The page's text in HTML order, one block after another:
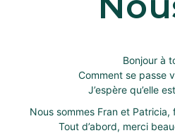
Bonjour à
Comment se passe
J’espère qu’elle
Nous sommes Fran et
Tout d’abord, merci